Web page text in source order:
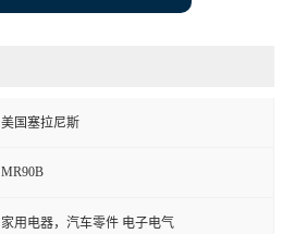
美国塞拉尼斯
MR90B
家用电器，汽车零件 电子电气